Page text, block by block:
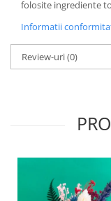
folosite ingrediente
Informatii
Review-uri(0)